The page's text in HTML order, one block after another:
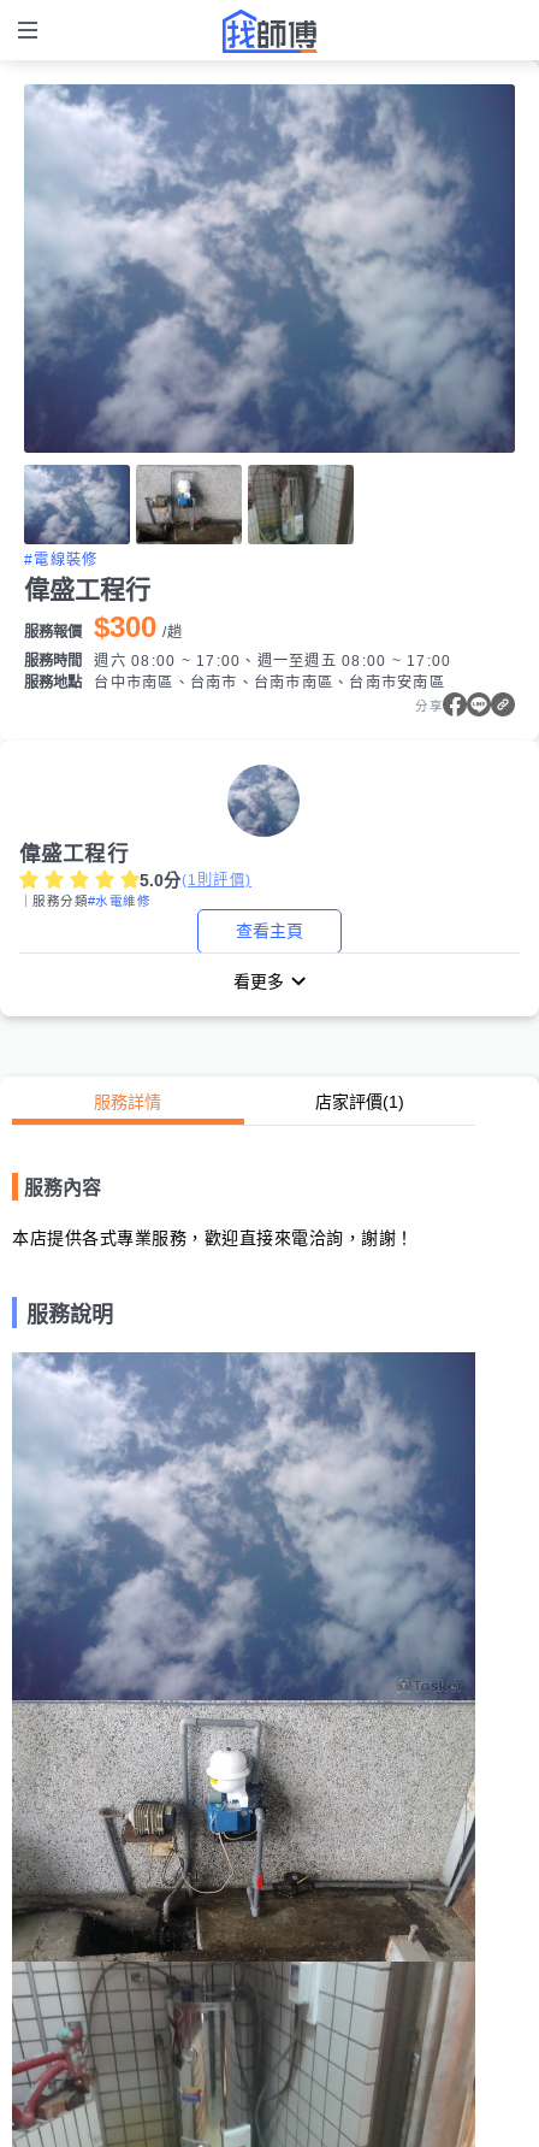
#電線裝修
偉盛工程行
服務報價 $300 /趟
服務時間
週六 08:00 ~ 17:00、週一至週五 08:00 ~ 17:00
服務地點
台中市南區、台南市、台南市南區、台南市安南區
分享
偉盛工程行
5.0分(1 則評價)
｜服務分類#水電維修
查看主頁
看更多
服務詳情 店家評價(1)
服務內容
本店提供各式專業服務，歡迎直接來電洽詢，謝謝！
服務說明